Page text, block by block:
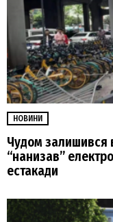
НОВИНИ
Чудом залишився
“нанизав”
естакади